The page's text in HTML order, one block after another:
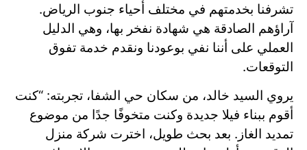
تشرفنا بخدمتهم في مختلف أحياء جنوب الرياض.
آراؤهم الصادقة هي شهادة نفخر بها، وهي الدليل
العملي على أننا نفي بوعودنا ونقدم خدمة تفوق
التوقعات.
يروي السيد خالد، من سكان حي الشفا، تجربته: “كنت
أقوم ببناء فيلا جديدة وكنت متخوفًا جدًا من موضوع
تمديد الغاز. بعد بحث طويل، اخترت شركة منزل